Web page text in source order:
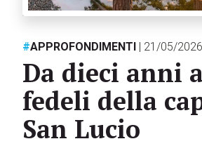
#APPROFONDIMENTI | 21/05/2026
Da dieci anni
fedeli della
San Lucio